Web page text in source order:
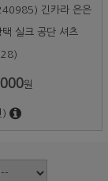
긴카라 은은
택 실크 공단 셔츠
원
)